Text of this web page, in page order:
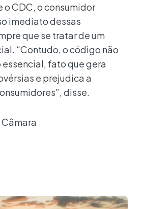
o CDC, o consumidor
imediato dessas
que se tratar de um
“Contudo, o código não
fato que gera
e prejudica a
disse.